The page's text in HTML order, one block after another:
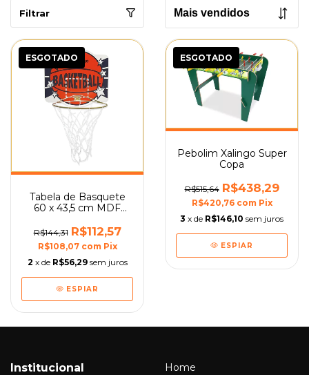
Filtrar
ESGOTADO
Tabela de Basquete
60 x 43,5 cm MDF
R$144,31 R$112,57
R$108,07 com Pix
2 x de R$56,29 sem juros
ESPIAR
ESGOTADO
Pebolim Xalingo Super
Copa
R$515,64 R$438,29
R$420,76 com Pix
3 x de R$146,10 sem juros
ESPIAR
Institucional Home